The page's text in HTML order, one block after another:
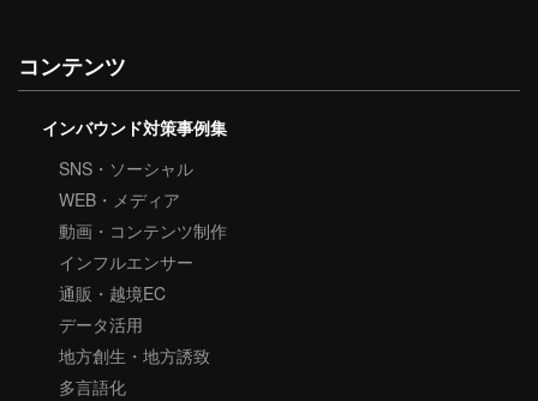
コンテンツ
インバウンド対策事例集
SNS・ソーシャル
WEB・メディア
動画・コンテンツ制作
インフルエンサー
通販・越境EC
データ活用
地方創生・地方誘致
多言語化